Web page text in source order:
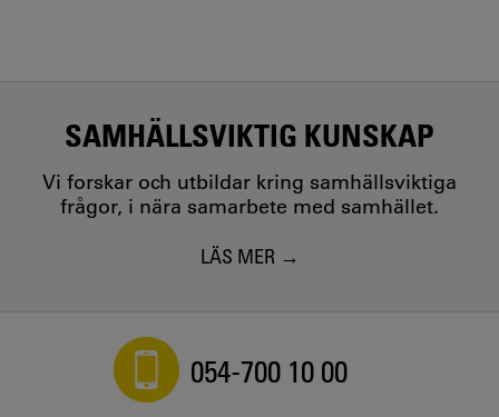
SAMHÄLLSVIKTIG KUNSKAP
Vi forskar och utbildar kring samhällsviktiga
frågor, i nära samarbete med samhället.
LÄS MER
054-700 10 00